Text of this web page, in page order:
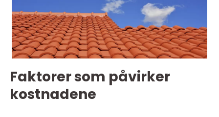
Faktorer som påvirker
kostnadene